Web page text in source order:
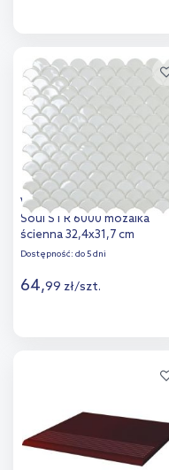
Dodaj do
porównania
Vidrepur Mozaika BR White
Soul STR 6000 mozaika
ścienna 32,4x31,7 cm
Dostępność: do 5 dni
64,99 zł/szt.